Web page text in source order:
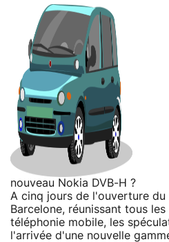
nouveau Nokia DVB-H ?
A cinq jours de l'ouverture du
Barcelone, réunissant tous
téléphonie mobile, les
l'arrivée d'une nouvelle